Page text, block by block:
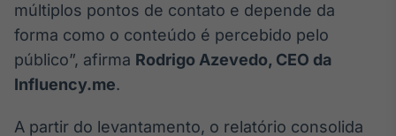
dados para
displays e telas
Curadoria de
múltiplos pontos de contato e depende da
forma como o conteúdo é percebido pelo
público”, afirma Rodrigo Azevedo, CEO da
Influency.me.
A partir do levantamento, o relatório consolida